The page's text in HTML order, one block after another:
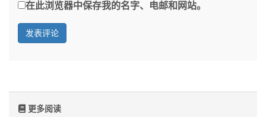
在此浏览器中保存我的名字、电邮和网站。
更多阅读